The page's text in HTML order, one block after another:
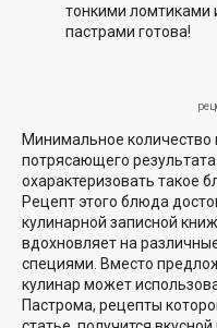
тонкими ломтиками
пастрами готова!
Минимальное
потрясающего
охарактеризовать такое
Рецепт этого блюда
кулинарной записной
вдохновляет на
специями. Вместо
кулинар может
Пастрома, рецепты